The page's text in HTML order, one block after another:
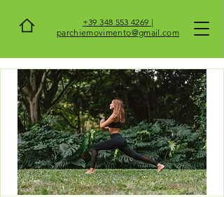
+39 348 553 4269 |
parchiemovimento@gmail.com